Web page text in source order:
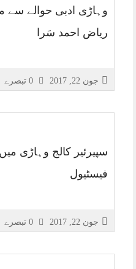
وہاڑی ادبی حوالے سے
ریاض احمد سَرا
جون 22, 2017
سپیرئیر کالج وہاڑی
فیسٹیول
جون 22, 2017